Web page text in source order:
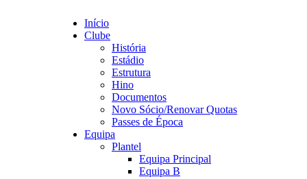
Início
Clube
História
Estádio
Estrutura
Hino
Documentos
Novo Sócio/Renovar Quotas
Passes de Época
Equipa
Plantel
Equipa Principal
Equipa B